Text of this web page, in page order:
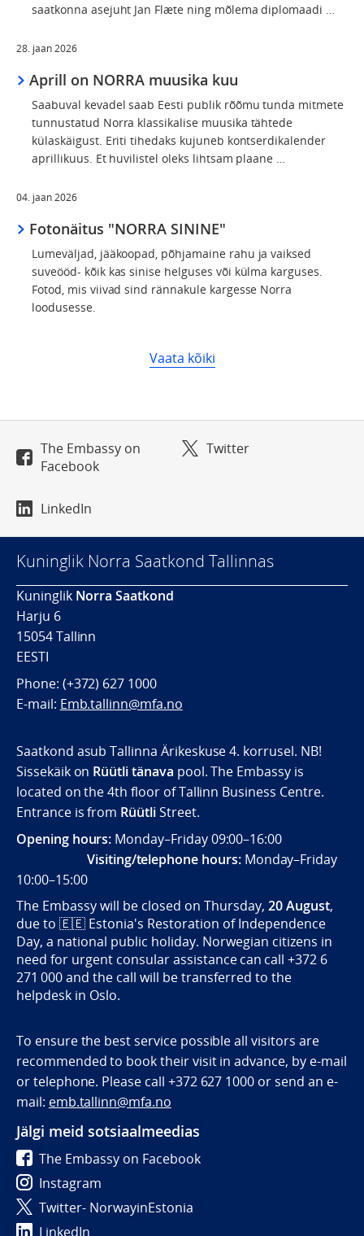
saatkonna asejuht Jan Flæte ning mõlema diplomaadi …
28. jaan 2026
Aprill on NORRA muusika kuu
Saabuval kevadel saab Eesti publik rõõmu tunda mitmete
tunnustatud Norra klassikalise muusika tähtede
külaskäigust. Eriti tihedaks kujuneb kontserdikalender
aprillikuus. Et huvilistel oleks lihtsam plaane …
04. jaan 2026
Fotonäitus "NORRA SININE"
Lumeväljad, jääkoopad, põhjamaine rahu ja vaiksed
suveööd- kõik kas sinise helguses või külma karguses.
Fotod, mis viivad sind rännakule kargesse Norra
loodusesse.
Vaata kõiki
The Embassy on
Facebook
Twitter
LinkedIn
Kuninglik Norra Saatkond Tallinnas
KuninglikNorra Saatkond
Harju 6
15054 Tallinn
EESTI
Phone: (+372) 627 1000
E-mail: Emb.tallinn@mfa.no
Saatkond asub Tallinna Ärikeskuse 4. korrusel. NB!
Sissekäik on Rüütli tänava pool. The Embassy is
located on the 4th floor of Tallinn Business Centre.
Entrance is from RüütliStreet.
Opening hours: Monday–Friday 09:00–16:00
Visiting/telephone hours: Monday–Friday
10:00–15:00
The Embassy will be closed on Thursday, 20 August,
due to 🇪🇪 Estonia's Restoration of Independence
Day, a national public holiday. Norwegian citizens in
need for urgent consular assistance can call +372 6
271 000 and the call will be transferred to the
helpdesk in Oslo.
To ensure the best service possible all visitors are
recommended to book their visit in advance, by e-mail
or telephone. Please call +372 627 1000 or send an e-
mail: emb.tallinn@mfa.no
Jälgi meid sotsiaalmeedias
The Embassy on Facebook
Instagram
Twitter- NorwayinEstonia
LinkedIn